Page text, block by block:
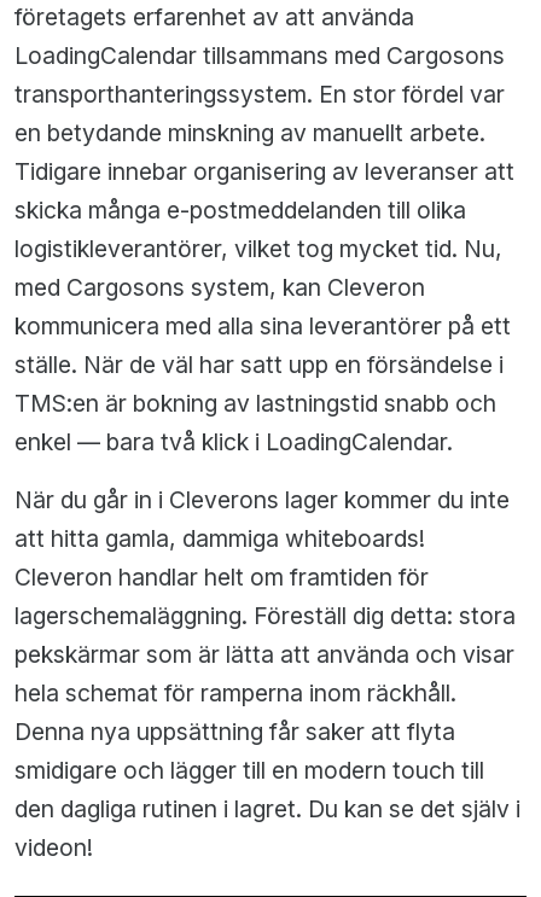
företagets erfarenhet av att använda
LoadingCalendar tillsammans med Cargosons
transporthanteringssystem. En stor fördel var
en betydande minskning av manuellt arbete.
Tidigare innebar organisering av leveranser att
skicka många e-postmeddelanden till olika
logistikleverantörer, vilket tog mycket tid. Nu,
med Cargosons system, kan Cleveron
kommunicera med alla sina leverantörer på ett
ställe. När de väl har satt upp en försändelse i
TMS:en är bokning av lastningstid snabb och
enkel — bara två klick i LoadingCalendar.
När du går in i Cleverons lager kommer du inte
att hitta gamla, dammiga whiteboards!
Cleveron handlar helt om framtiden för
lagerschemaläggning. Föreställ dig detta: stora
pekskärmar som är lätta att använda och visar
hela schemat för ramperna inom räckhåll.
Denna nya uppsättning får saker att flyta
smidigare och lägger till en modern touch till
den dagliga rutinen i lagret. Du kan se det själv i
videon!